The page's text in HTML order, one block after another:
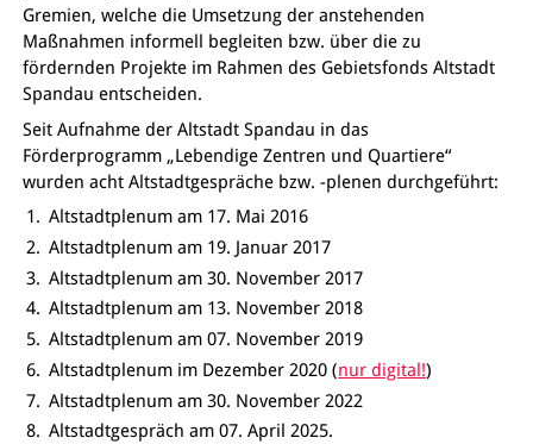
Gremien, welche die Umsetzung der anstehenden
Maßnahmen informell begleiten bzw. über die zu
fördernden Projekte im Rahmen des Gebietsfonds Altstadt
Spandau entscheiden.
Seit Aufnahme der Altstadt Spandau in das
Förderprogramm „Lebendige Zentren und Quartiere“
wurden acht Altstadtgespräche bzw. -plenen durchgeführt:
Altstadtplenum am 17. Mai 2016
Altstadtplenum am 19. Januar 2017
Altstadtplenum am 30. November 2017
Altstadtplenum am 13. November 2018
Altstadtplenum am 07. November 2019
Altstadtplenum im Dezember 2020 (nur digital!)
Altstadtplenum am 30. November 2022
Altstadtgespräch am 07. April 2025.